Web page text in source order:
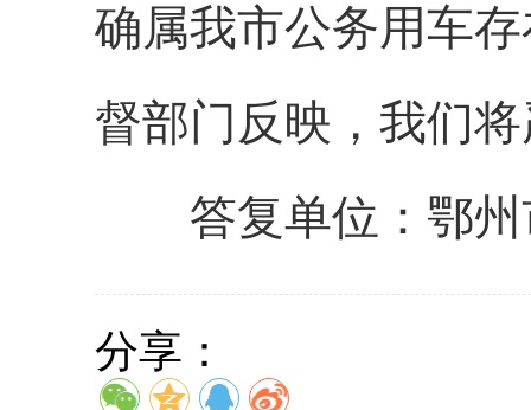
确属我市公务用车
督部门反映，我们
答复单位：鄂州
分享：